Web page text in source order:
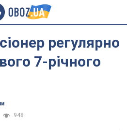
регулярно
7-річного
948